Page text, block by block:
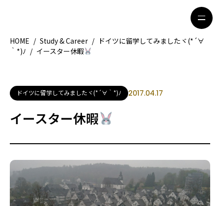
地域別ガイド
グルメ
観光ガイド
著者一覧
ライター募集
HOME / Study & Career / ドイツに留学してみましたヾ(*´∀
｀*)ﾉ / イースター休暇
ドイツに留学してみましたヾ(*´∀｀*)ﾉ 2017.04.17
イースター休暇